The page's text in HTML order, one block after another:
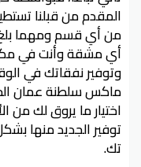
المقدم من قبلنا
أي مشقة وأنت في
وتوفير نفقاتك في
ماكس سلطنة عمان
اختيار ما يروق لك من
توفير الجديد منها
تك.